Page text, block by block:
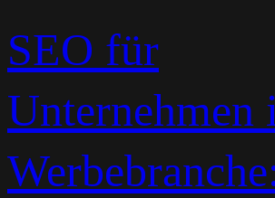
SEO für
Unternehmen